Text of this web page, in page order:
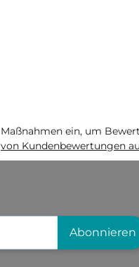
Maßnahmen ein, um
von Kundenbewertungen
Abonnieren